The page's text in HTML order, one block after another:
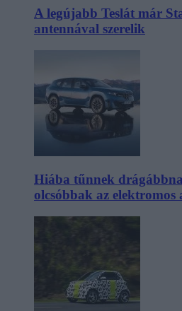
A legújabb Teslát már
antennával szerelik
Hiába tűnnek
olcsóbbak az elektromos